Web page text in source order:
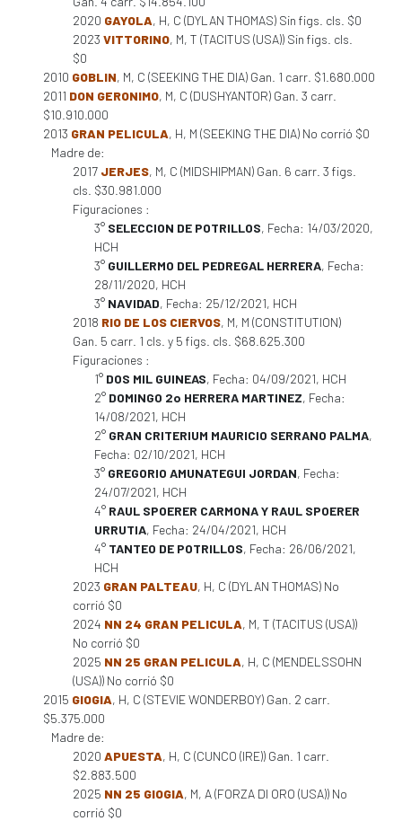
2020 GAYOLA, H, C (DYLAN THOMAS) Sin figs. cls. $0
2023 VITTORINO, M, T (TACITUS (USA)) Sin figs. cls.
$0
2010 GOBLIN, M, C (SEEKING THE DIA) Gan. 1 carr. $1.680.000
2011 DON GERONIMO, M, C (DUSHYANTOR) Gan. 3 carr.
$10.910.000
2013 GRAN PELICULA, H, M (SEEKING THE DIA) No corrió $0
Madre de:
2017 JERJES, M, C (MIDSHIPMAN) Gan. 6 carr. 3 figs.
cls. $30.981.000
Figuraciones :
3° SELECCION DE POTRILLOS, Fecha: 14/03/2020,
HCH
3° GUILLERMO DEL PEDREGAL HERRERA, Fecha:
28/11/2020, HCH
3° NAVIDAD, Fecha: 25/12/2021, HCH
2018 RIO DE LOS CIERVOS, M, M (CONSTITUTION)
Gan. 5 carr. 1 cls. y 5 figs. cls. $68.625.300
Figuraciones :
1° DOS MIL GUINEAS, Fecha: 04/09/2021, HCH
2° DOMINGO 2o HERRERA MARTINEZ, Fecha:
14/08/2021, HCH
2° GRAN CRITERIUM MAURICIO SERRANO PALMA,
Fecha: 02/10/2021, HCH
3° GREGORIO AMUNATEGUI JORDAN, Fecha:
24/07/2021, HCH
4° RAUL SPOERER CARMONA Y RAUL SPOERER
URRUTIA, Fecha: 24/04/2021, HCH
4° TANTEO DE POTRILLOS, Fecha: 26/06/2021,
HCH
2023 GRAN PALTEAU, H, C (DYLAN THOMAS) No
corrió $0
2024 NN 24 GRAN PELICULA, M, T (TACITUS (USA))
No corrió $0
2025 NN 25 GRAN PELICULA, H, C (MENDELSSOHN
(USA)) No corrió $0
2015 GIOGIA, H, C (STEVIE WONDERBOY) Gan. 2 carr.
$5.375.000
Madre de:
2020 APUESTA, H, C (CUNCO (IRE)) Gan. 1 carr.
$2.883.500
2025 NN 25 GIOGIA, M, A (FORZA DI ORO (USA)) No
corrió $0